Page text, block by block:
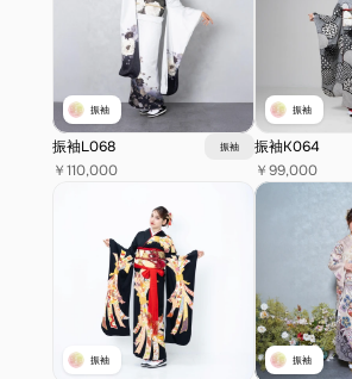
振袖
振袖L068 振袖
￥110,000
振袖
振袖K064
￥99,000
振袖 振袖